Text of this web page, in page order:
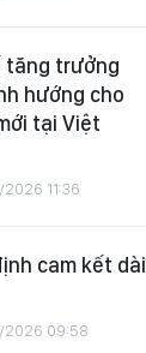
tăng trưởng
hướng cho
tại Việt
11:36
cam kết dài
2026 09:58